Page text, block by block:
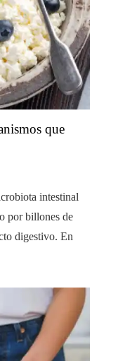
que
intestinal
por billones de
digestivo. En